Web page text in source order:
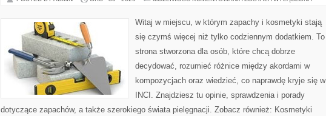
Witaj w miejscu, w którym zapachy i kosmetyki stają
się czymś więcej niż tylko codziennym dodatkiem. To
strona stworzona dla osób, które chcą dobrze
decydować, rozumieć różnice między akordami w
kompozycjach oraz wiedzieć, co naprawdę kryje się w
INCI. Znajdziesz tu opinie, sprawdzenia i porady
dotyczące zapachów, a także szerokiego świata pielęgnacji. Zobacz również: Kosmetyki